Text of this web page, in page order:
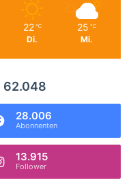
22 ℃
Di.
25 ℃
Mi.
62.048
28.006
Abonnenten
13.915
Follower